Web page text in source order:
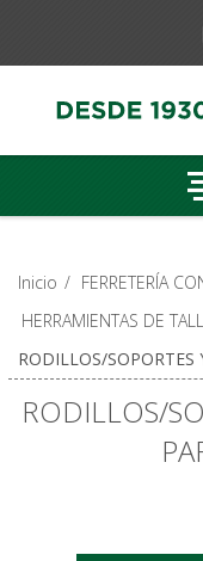
Inicio / FERRETERÍA
HERRAMIENTAS DE
RODILLOS/SOPORTES
RODILLOS/